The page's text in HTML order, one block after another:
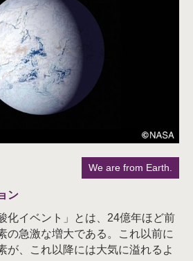
We are from Earth.
ン
化イベント」とは、24億年ほど前
の急激な増大である。これ以前に
が、これ以降には大気に溢れるよ